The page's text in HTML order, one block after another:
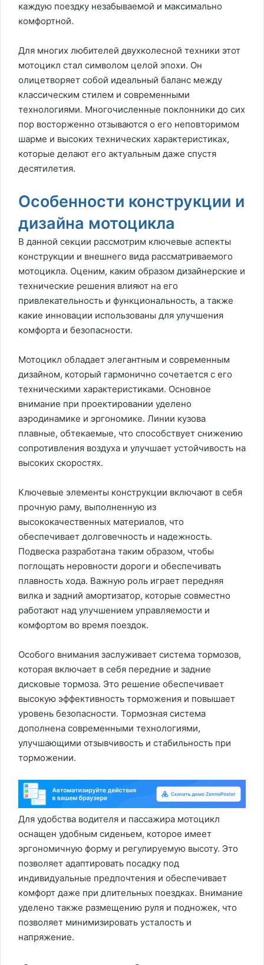
каждую поездку незабываемой и максимально
комфортной.
Для многих любителей двухколесной техники этот
мотоцикл стал символом целой эпохи. Он
олицетворяет собой идеальный баланс между
классическим стилем и современными
технологиями. Многочисленные поклонники до сих
пор восторженно отзываются о его неповторимом
шарме и высоких технических характеристиках,
которые делают его актуальным даже спустя
десятилетия.
Особенности конструкции и
дизайна мотоцикла
В данной секции рассмотрим ключевые аспекты
конструкции и внешнего вида рассматриваемого
мотоцикла. Оценим, каким образом дизайнерские и
технические решения влияют на его
привлекательность и функциональность, а также
какие инновации использованы для улучшения
комфорта и безопасности.
Мотоцикл обладает элегантным и современным
дизайном, который гармонично сочетается с его
техническими характеристиками. Основное
внимание при проектировании уделено
аэродинамике и эргономике. Линии кузова
плавные, обтекаемые, что способствует снижению
сопротивления воздуха и улучшает устойчивость на
высоких скоростях.
Ключевые элементы конструкции включают в себя
прочную раму, выполненную из
высококачественных материалов, что
обеспечивает долговечность и надежность.
Подвеска разработана таким образом, чтобы
поглощать неровности дороги и обеспечивать
плавность хода. Важную роль играет передняя
вилка и задний амортизатор, которые совместно
работают над улучшением управляемости и
комфортом во время поездок.
Особого внимания заслуживает система тормозов,
которая включает в себя передние и задние
дисковые тормоза. Это решение обеспечивает
высокую эффективность торможения и повышает
уровень безопасности. Тормозная система
дополнена современными технологиями,
улучшающими отзывчивость и стабильность при
торможении.
Для удобства водителя и пассажира мотоцикл
оснащен удобным сиденьем, которое имеет
эргономичную форму и регулируемую высоту. Это
позволяет адаптировать посадку под
индивидуальные предпочтения и обеспечивает
комфорт даже при длительных поездках. Внимание
уделено также размещению руля и подножек, что
позволяет минимизировать усталость и
напряжение.